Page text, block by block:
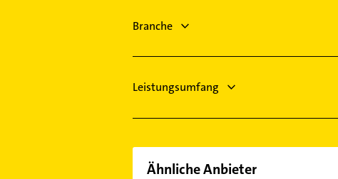
Sinsheim
Heizung & Sanitär
Branche
Leistungsumfang
Ähnliche Anbieter